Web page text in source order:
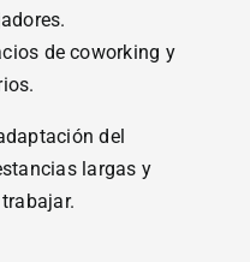
de coworking y
del
largas y